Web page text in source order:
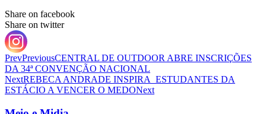
Share on facebook
Share on twitter
PrevPreviousCENTRAL DE OUTDOOR ABRE INSCRIÇÕES
DA 34ª CONVENÇÃO NACIONAL
NextREBECA ANDRADE INSPIRA ESTUDANTES DA
ESTÁCIO A VENCER O MEDONext